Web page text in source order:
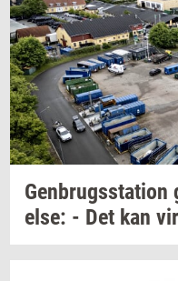
Gen­brugs­sta­tion
el­se: - Det kan